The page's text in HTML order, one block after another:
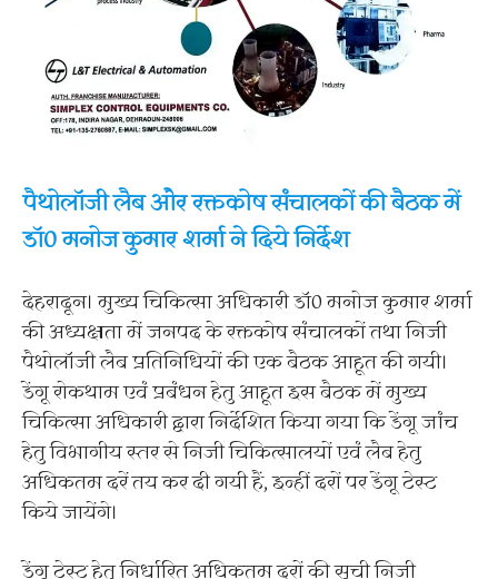
पैथोलॉजी लैब और रक्तकोष संचालकों की बैठक में
डॉ0 मनोज कुमार शर्मा ने दिये निर्देश
देहरादून। मुख्य चिकित्सा अधिकारी डॉ0 मनोज कुमार शर्मा
की अध्यक्षता में जनपद के रक्तकोष संचालकों तथा निजी
पैथोलॉजी लैब प्रतिनिधियों की एक बैठक आहूत की गयी।
डेंगू रोकथाम एवं प्रबंधन हेतु आहूत इस बैठक में मुख्य
चिकित्सा अधिकारी द्वारा निर्देशित किया गया कि डेंगू जांच
हेतु विभागीय स्तर से निजी चिकित्सालयों एवं लैब हेतु
अधिकतम दरें तय कर दी गयी हैं, इन्हीं दरों पर डेंगू टेस्ट
किये जायेंगे।
डेंगू टेस्ट हेतु निर्धारित अधिकतम दरों की सूची निजी